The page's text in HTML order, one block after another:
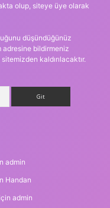
olup, siteye üye olarak
düşündüğünüz
adresine bildirmeniz
kaldırılacaktır.
admin
Handan
için admin